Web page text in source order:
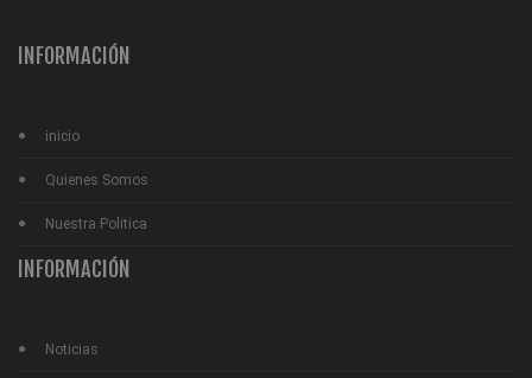
INFORMACIÓN
inicio
Quienes Somos
Nuestra Politica
INFORMACIÓN
Noticias